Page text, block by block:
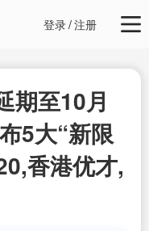
登录/注册
期至10月
5大“新限
香港优才,